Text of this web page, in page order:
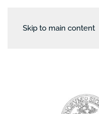
Skip to main content